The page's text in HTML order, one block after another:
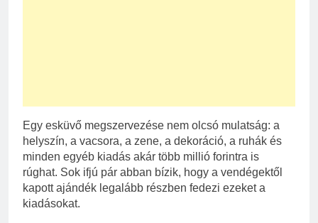
Egy esküvő megszervezése nem olcsó mulatság: a
helyszín, a vacsora, a zene, a dekoráció, a ruhák és
minden egyéb kiadás akár több millió forintra is
rúghat. Sok ifjú pár abban bízik, hogy a vendégektől
kapott ajándék legalább részben fedezi ezeket a
kiadásokat.